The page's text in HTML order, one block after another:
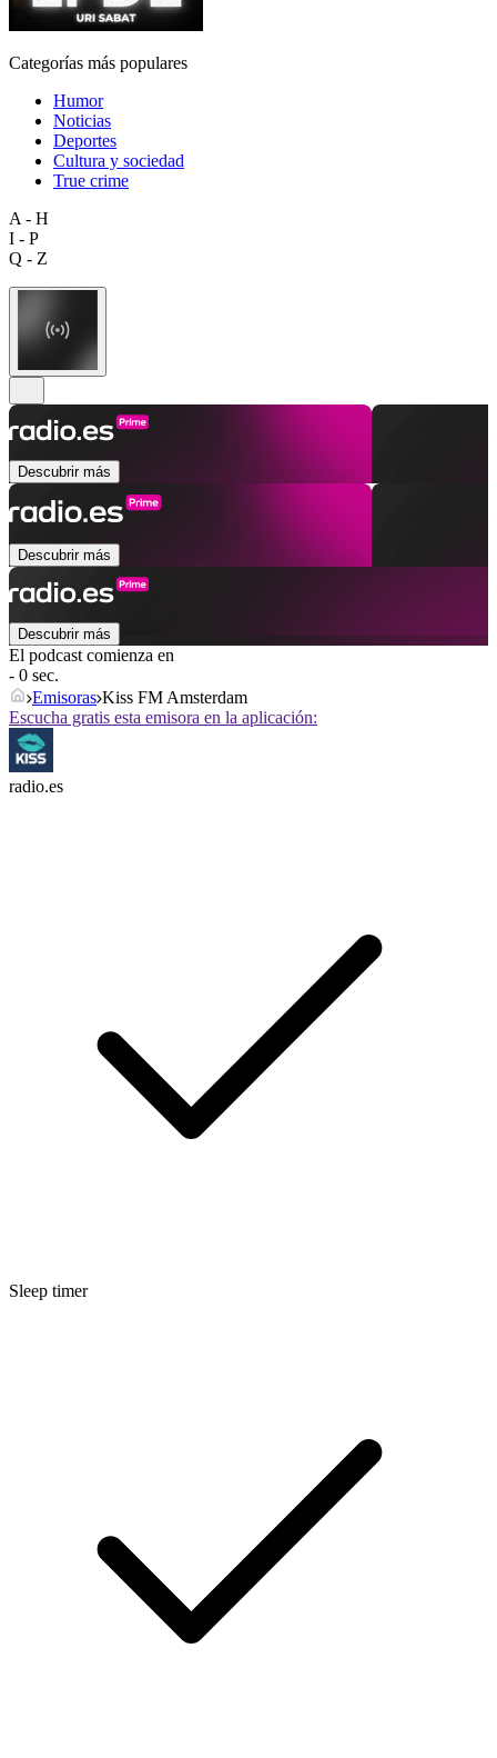
Categorías más populares
Humor
Noticias
Deportes
Cultura y sociedad
True crime
A - H
I - P
Q - Z
Descubrir más
Descubrir más
Descubrir más
El podcast comienza en
- 0 sec.
Emisoras Kiss FM Amsterdam
Escucha gratis esta emisora en la aplicación:
radio.es
Sleep timer